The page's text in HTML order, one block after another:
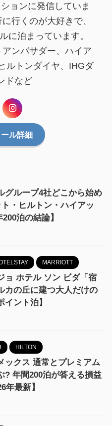
ョンに発信していま
行くのが大好きで、
に泊まっています。
アンバサダー、ハイア
ルトンダイヤ、IHGダ
ドなど
ル詳細
グループ4社どこから始め
・ヒルトン・ハイアッ
泊の結論】
MARRIOTT
ョ ホテル ソン ビダ「宿
カの丘に建つ大人だけの
イント泊】
HILTON
ックス 通常とプレミアム
? 年間200泊が答える損益
年最新】